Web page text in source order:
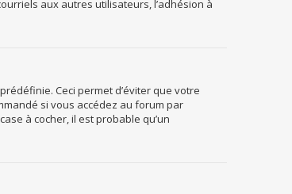
aux autres utilisateurs, l’adhésion à
Ceci permet d’éviter que votre
si vous accédez au forum par
à cocher, il est probable qu’un